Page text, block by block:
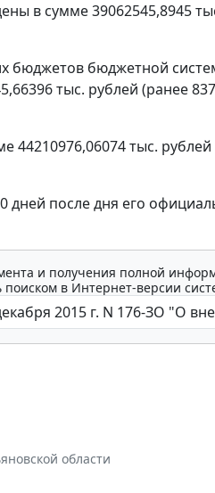
в сумме 39062545,8945
бюджетов бюджетной
тыс. рублей (ранее
44210976,06074 тыс.
дней после дня его
и получения полной
в Интернет-версии
области